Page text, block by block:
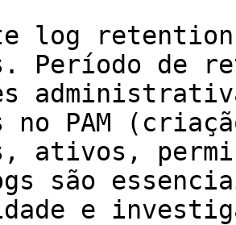
log
Período de
no PAM
ativos,
são
e